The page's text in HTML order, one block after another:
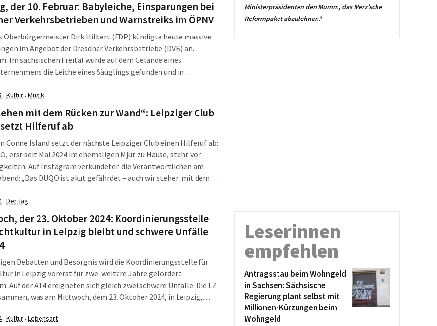
der 10. Februar: Babyleiche, Einsparungen bei
Verkehrsbetrieben und Warnstreiks im ÖPNV
Oberbürgermeister Dirk Hilbert (FDP) kündigte heute massive
im Angebot der Dresdner Verkehrsbetriebe (DVB) an.
Im sächsischen Freital wurde auf dem Gelände eines
die Leiche eines Säuglings gefunden und in
LZ fasst zusammen, was am Montag, dem 10. Februar 2025,
· Kultur· Musik
mit dem Rücken zur Wand“: Leipziger Club
setzt Hilferuf ab
Conne Island setzt der nächste Leipziger Club einen Hilferuf ab:
erst seit Mai 2024 im ehemaligen Mjut zu Hause, steht vor
Auf Instagram verkündeten die Verantwortlichen am
„Das DUQO ist akut gefährdet – auch wir stehen mit dem
[…]
· Der Tag
der 23. Oktober 2024: Koordinierungsstelle
in Leipzig bleibt und schwere Unfälle
Debatten und Besorgnis wird die Koordinierungsstelle für
in Leipzig vorerst für zwei weitere Jahre gefördert.
Auf der A14 ereigneten sich gleich zwei schwere Unfälle. Die LZ
was am Mittwoch, dem 23. Oktober 2024, in Leipzig,
in Leipzig bleibt vorerst Die […]
· Kultur· Lebensart
Ministerpräsidenten den Mumm, das Merz’sche
Reformpaket abzulehnen?
Leserinnen
empfehlen
Antragsstau beim Wohngeld
in Sachsen: Sächsische
Regierung plant selbst mit
Millionen-Kürzungen beim
Wohngeld